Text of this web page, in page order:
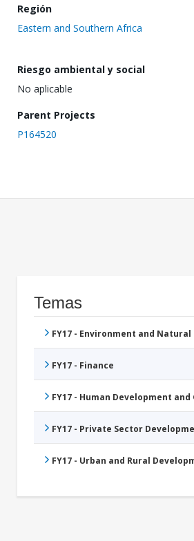
Región
Eastern and Southern Africa
Riesgo ambiental y social
No aplicable
Parent Projects
P164520
Temas
FY17 - Environment and
FY17 - Finance
FY17 - Human Development and
FY17 - Private Sector
FY17 - Urban and Rural